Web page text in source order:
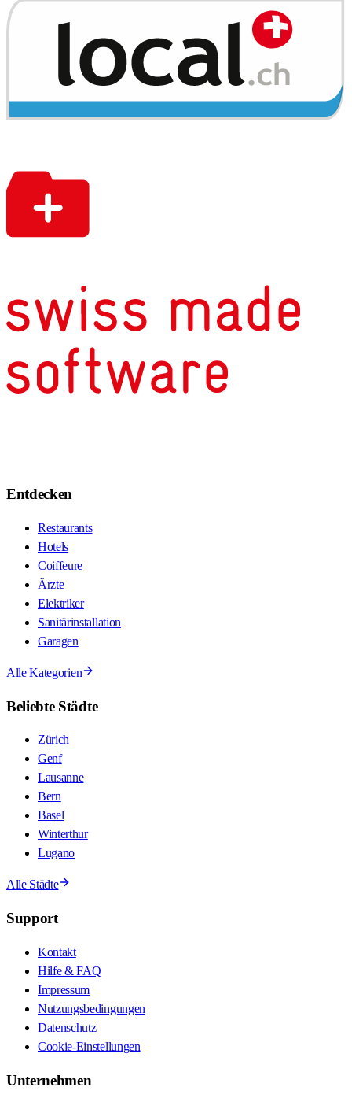
Entdecken
Restaurants
Hotels
Coiffeure
Ärzte
Elektriker
Sanitärinstallation
Garagen
Alle Kategorien
Beliebte Städte
Zürich
Genf
Lausanne
Bern
Basel
Winterthur
Lugano
Alle Städte
Support
Kontakt
Hilfe & FAQ
Impressum
Nutzungsbedingungen
Datenschutz
Cookie-Einstellungen
Unternehmen